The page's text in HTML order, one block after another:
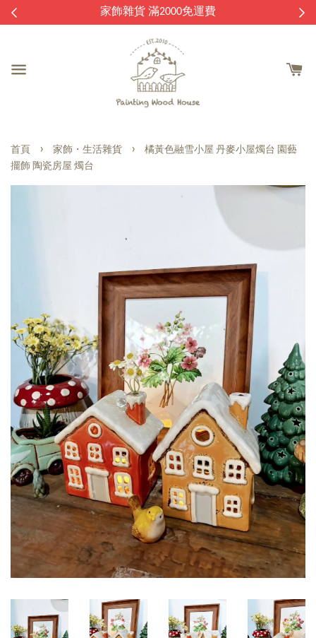
家飾雜貨 滿2000免運費
首頁 › 家飾・生活雜貨 ›
橘黃色融雪小屋 丹麥小屋燭台 園藝
擺飾 陶瓷房屋 燭台